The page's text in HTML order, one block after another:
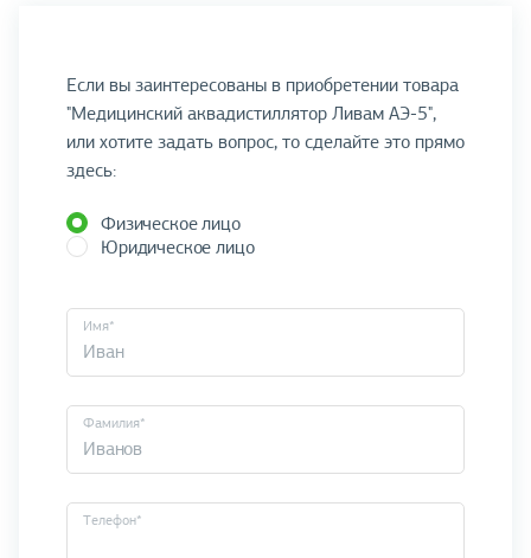
Если вы заинтересованы в приобретении товара
"Медицинский аквадистиллятор Ливам АЭ-5",
или хотите задать вопрос, то сделайте это прямо
здесь:
Физическое лицо
Юридическое лицо
Имя*
Фамилия*
Телефон*